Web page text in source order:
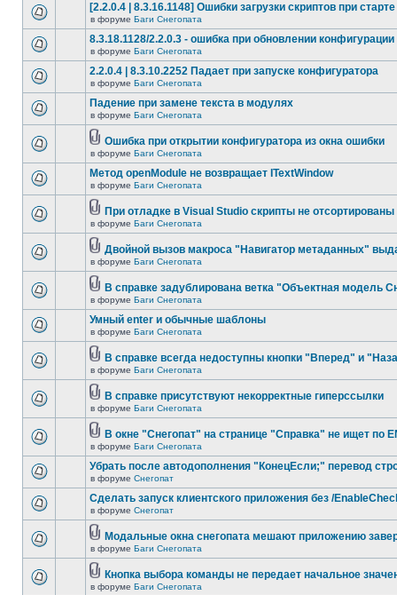
[2.2.0.4 | 8.3.16.1148] Ошибки загрузки скриптов при старте
в форуме Баги Снегопата
8.3.18.1128/2.2.0.3 - ошибка при обновлении конфигурации
в форуме Баги Снегопата
2.2.0.4 | 8.3.10.2252 Падает при запуске конфигуратора
в форуме Баги Снегопата
Падение при замене текста в модулях
в форуме Баги Снегопата
Ошибка при открытии конфигуратора из окна ошибки
в форуме Баги Снегопата
Метод openModule не возвращает ITextWindow
в форуме Баги Снегопата
При отладке в Visual Studio скрипты не отсортированы
в форуме Баги Снегопата
Двойной вызов макроса "Навигатор метаданных"
в форуме Баги Снегопата
В справке задублирована ветка "Объектная модель
в форуме Баги Снегопата
Умный enter и обычные шаблоны
в форуме Баги Снегопата
В справке всегда недоступны кнопки "Вперед" и
в форуме Баги Снегопата
В справке присутствуют некорректные гиперссылки
в форуме Баги Снегопата
В окне "Снегопат" на странице "Справка" не ищет по
в форуме Баги Снегопата
Убрать после автодополнения "КонецЕсли;" перевод
в форуме Снегопат
Cделать запуск клиентского приложения без /
в форуме Снегопат
Модальные окна снегопата мешают приложению
в форуме Баги Снегопата
Кнопка выбора команды не передает начальное
в форуме Баги Снегопата